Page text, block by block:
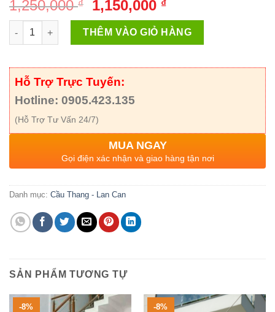
1,250,000₫
Giá
gốc
là:
1,250,000 ₫.
1,150,000 ₫Giá
hiện
tại
là:
1,150,000 ₫.
Cầu Thang - 005 số lượng
THÊM VÀO GIỎ HÀNG
Hỗ Trợ Trực Tuyến:
Hotline: 0905.423.135
(Hỗ Trợ Tư Vấn 24/7)
MUA NGAY
Gọi điện xác nhận và giao hàng tận nơi
Danh mục: Cầu Thang - Lan Can
SẢN PHẨM TƯƠNG TỰ
-8% -8%